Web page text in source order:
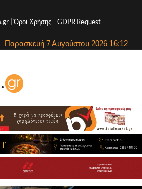
|Όροι Χρήσης- GDPR Request
Παρασκευή 7 Αυγούστου 2026 16:12